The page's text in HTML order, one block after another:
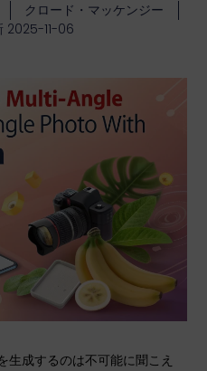
クロード・マッケンジー
2025-11-06
生成するのは不可能に聞こえ